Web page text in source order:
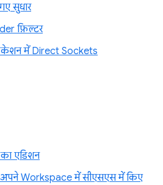
सुधार
फ़िल्टर
में Direct Sockets
एडिशन
Workspace में सीएसएस में किए